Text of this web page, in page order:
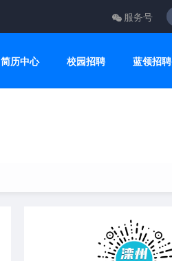
服务号
简历中心 校园招聘 蓝领招聘